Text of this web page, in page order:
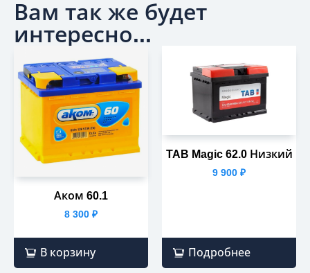
Вам так же будет
интересно...
Аком 60.1
8 300 ₽
В корзину
TAB Magic 62.0 Низкий
9 900 ₽
Подробнее